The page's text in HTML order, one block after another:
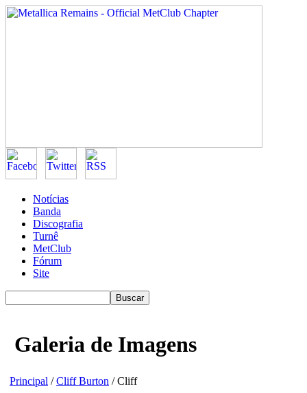
Notícias
Banda
Discografia
Turnê
MetClub
Fórum
Site
Galeria de Imagens
Principal /Cliff Burton / Cliff